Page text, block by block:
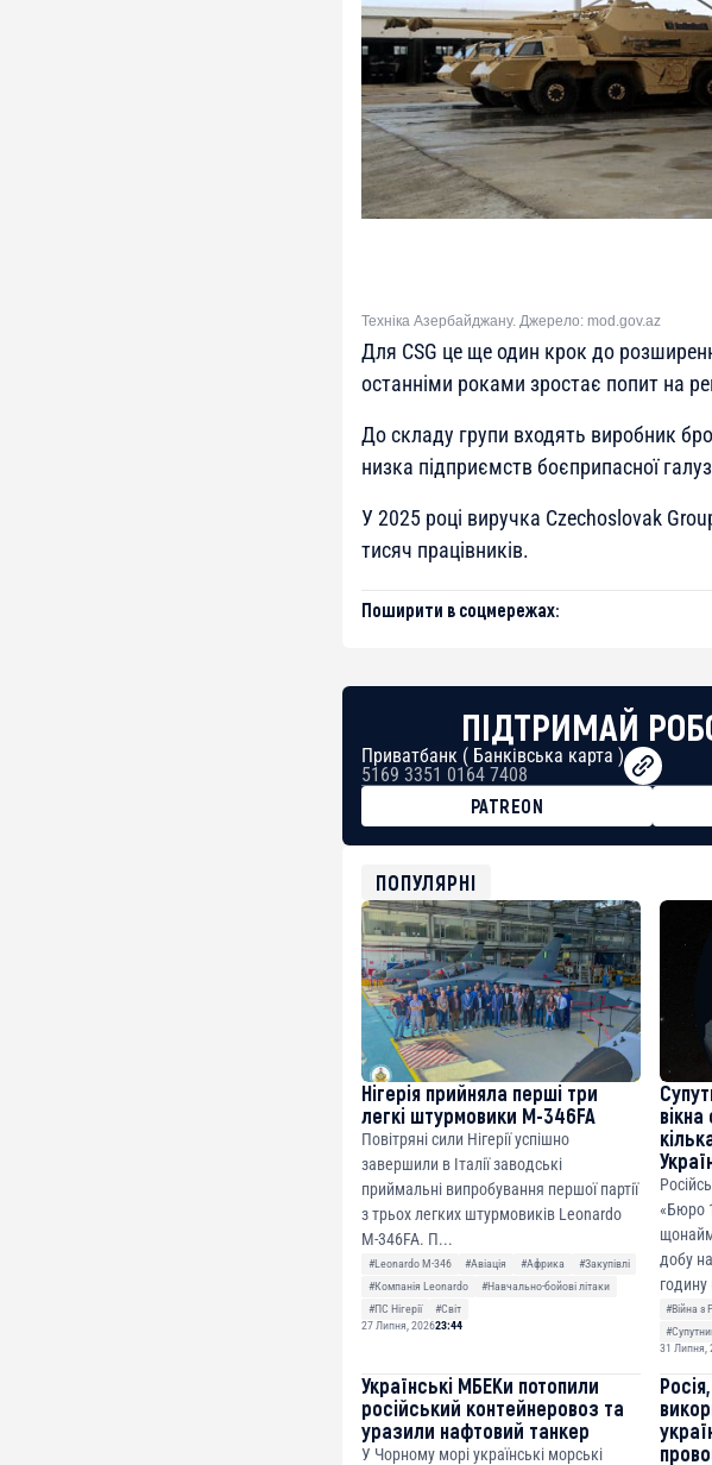
Техніка Азербайджану. Джерело: mod.gov.az
Для CSG це ще один крок до
останніми роками зростає попит на
До складу групи входять виробник
низка підприємств боєприпасної
У 2025 році виручка Czechoslovak
тисяч працівників.
Поширити в соцмережах:
ПІДТРИМАЙ
Приватбанк ( Банківська карта )
5169 3351 0164 7408
PATREON
USDT
ETH
ПОПУЛЯРНІ
Нігерія прийняла перші три
легкі штурмовики M-346FA
Повітряні сили Нігерії успішно
завершили в Італії заводські
приймальні випробування першої партії
з трьох легких штурмовиків Leonardo
M-346FA. П...
#Leonardo M-346 #Авіація #Африка
#Закупівлі
#Компанія Leonardo
#Навчально-бойові літаки
#ПС Нігерії
#Світ
27 Липня, 202623:44
«Бюро
добу
#Війна з
31 Липня,
Українські МБЕКи потопили
російський контейнеровоз та
уразили нафтовий танкер
У Чорному морі українські морські